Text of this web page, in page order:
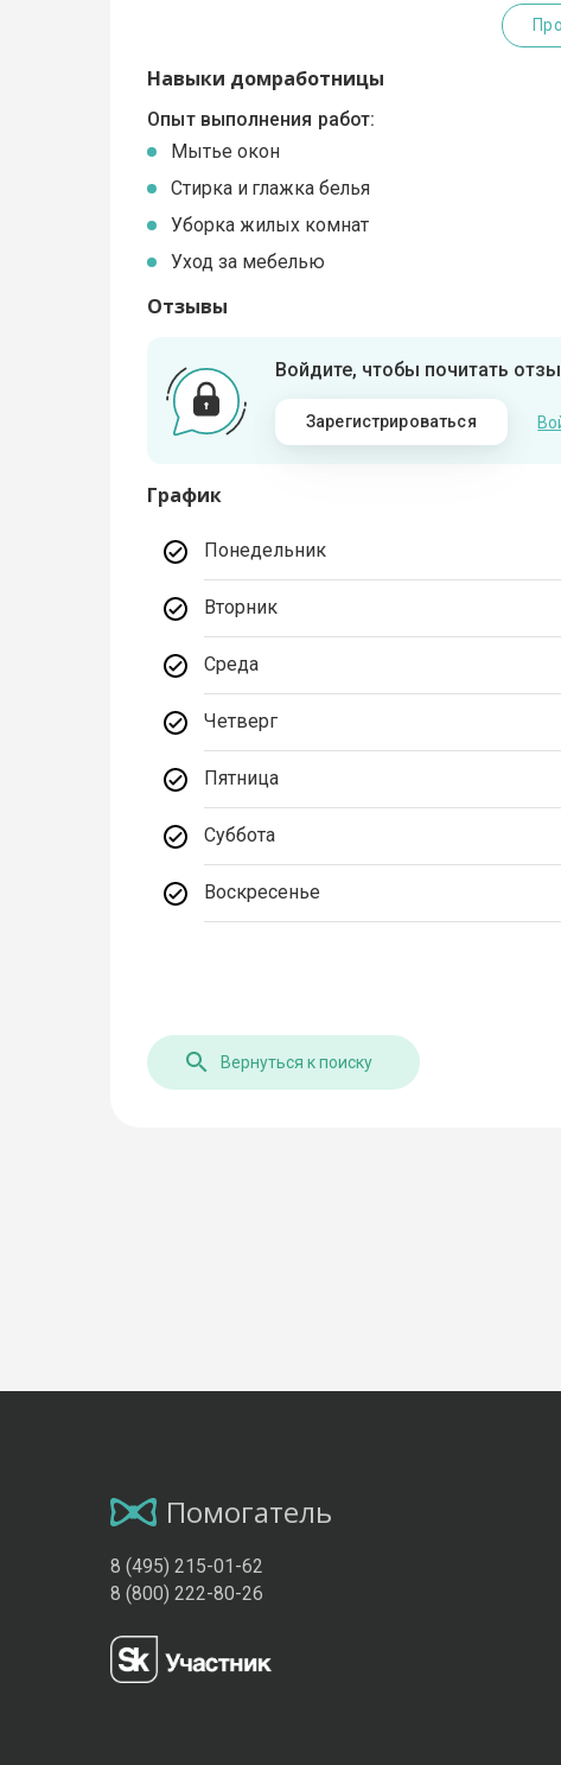
Навыки домработницы
Опыт выполнения работ:
Мытье окон
Стирка и глажка белья
Уборка жилых комнат
Уход за мебелью
Отзывы
Войдите, чтобы почитать
Зарегистрироваться
График
Понедельник
Вторник
Среда
Четверг
Пятница
Суббота
Воскресенье
Вернуться к поиску
Помогатель
8 (495) 215-01-62
8 (800) 222-80-26